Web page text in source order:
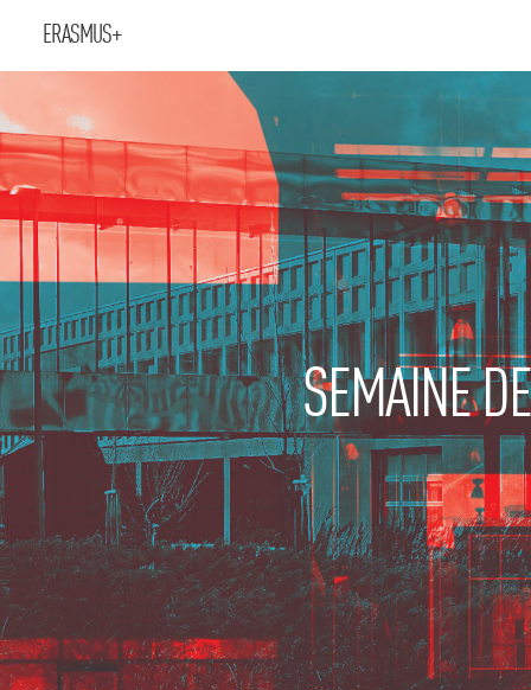
ERASMUS+
SEMAINE